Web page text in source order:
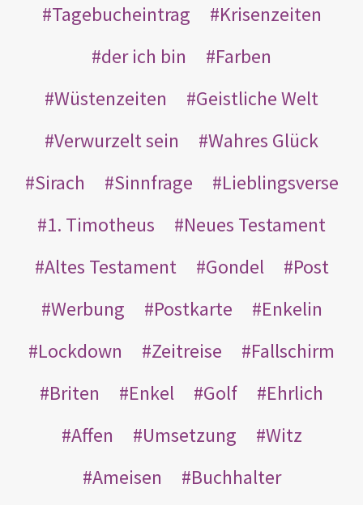
Tagebucheintrag
Krisenzeiten
der ich bin
Farben
Wüstenzeiten
Geistliche Welt
Verwurzelt sein
Wahres Glück
Sirach
Sinnfrage
Lieblingsverse
1. Timotheus
Neues Testament
Altes Testament
Gondel
Post
Werbung
Postkarte
Enkelin
Lockdown
Zeitreise
Fallschirm
Briten
Enkel Golf
Ehrlich
Affen
Umsetzung
Witz
Ameisen
Buchhalter